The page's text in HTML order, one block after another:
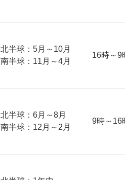
北半球：5月～10月
南半球：11月～4月
16時～9
北半球：6月～8月
南半球：12月～2月
9時～16